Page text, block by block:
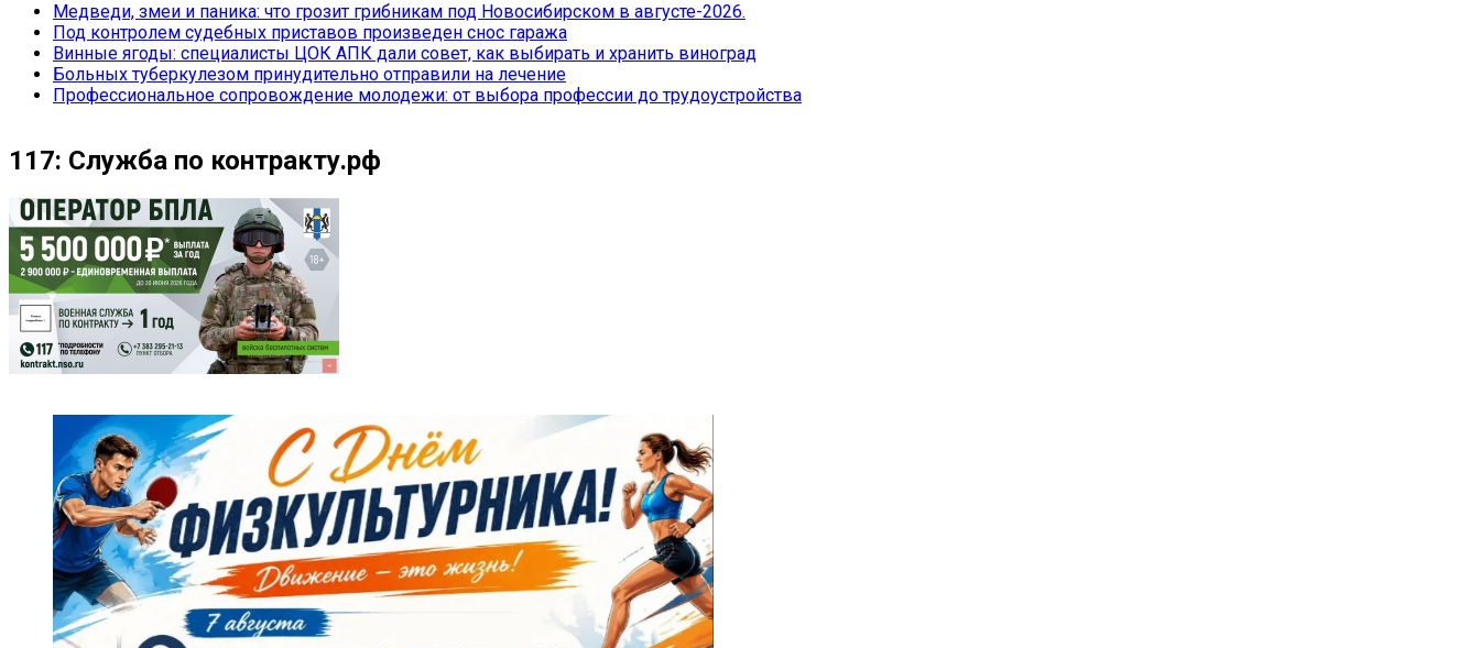
Медведи, змеи и паника: что грозит грибникам под Новосибирском в августе-2026.
Под контролем судебных приставов произведен снос гаража
Винные ягоды: специалисты ЦОК АПК дали совет, как выбирать и хранить виноград
Больных туберкулезом принудительно отправили на лечение
Профессиональное сопровождение молодежи: от выбора профессии до трудоустройства
117: Служба по контракту.рф